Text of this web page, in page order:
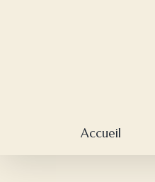
Accueil